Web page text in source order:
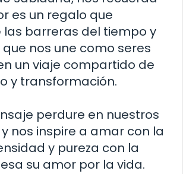
es un regalo que
barreras del tiempo y
nos une como seres
un viaje compartido de
y transformación.
perdure en nuestros
nos inspire a amar con la
y pureza con la
su amor por la vida.